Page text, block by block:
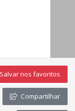
Salvar nos favoritos
Compartilhar